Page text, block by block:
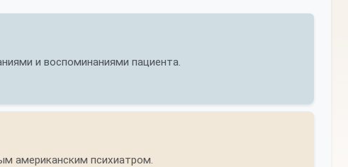
и воспоминаниями пациента.
американским психиатром.